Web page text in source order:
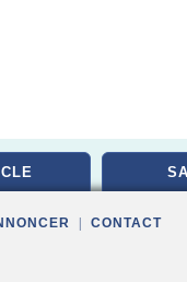
CONTACT